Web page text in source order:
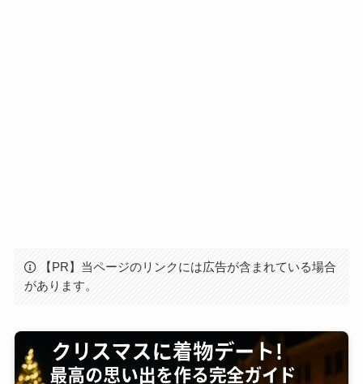
【PR】当ページのリンクには広告が含まれている場合
があります。